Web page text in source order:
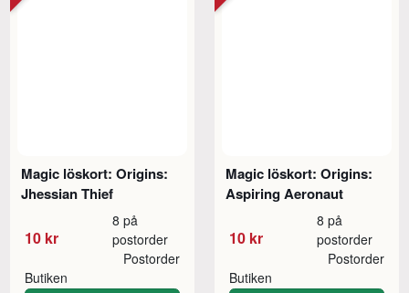
Magic löskort: Origins:
Jhessian Thief
10 kr
8 på
postorder
Butiken
Postorder
Magic löskort: Origins:
Aspiring Aeronaut
10 kr
8 på
postorder
Butiken
Postorder